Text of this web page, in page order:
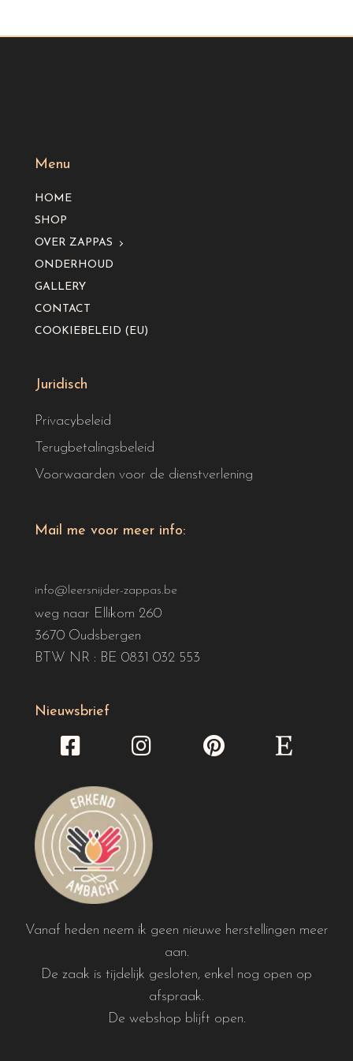
Menu
HOME
SHOP
OVER ZAPPAS
ONDERHOUD
GALLERY
CONTACT
COOKIEBELEID (EU)
Juridisch
Privacybeleid
Terugbetalingsbeleid
Voorwaarden voor de dienstverlening
Mail me voor meer info:
info@leersnijder-zappas.be
weg naar Ellikom 260
3670 Oudsbergen
BTW NR : BE 0831 032 553
Nieuwsbrief
Vanaf heden neem ik geen nieuwe herstellingen meer
aan.
De zaak is tijdelijk gesloten, enkel nog open op
afspraak.
De webshop blijft open.